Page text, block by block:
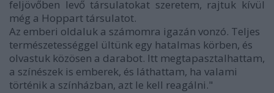
feljövőben levő társulatokat szeretem, rajtuk kívül
még a Hoppart társulatot.
Az emberi oldaluk a számomra igazán vonzó. Teljes
természetességgel ültünk egy hatalmas körben, és
olvastuk közösen a darabot. Itt megtapasztalhattam,
a színészek is emberek, és láthattam, ha valami
történik a színházban, azt le kell reagálni."